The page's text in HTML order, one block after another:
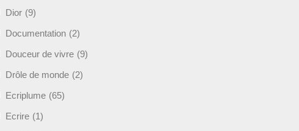
Dior (9)
Documentation (2)
Douceur de vivre (9)
Drôle de monde (2)
Ecriplume (65)
Ecrire (1)